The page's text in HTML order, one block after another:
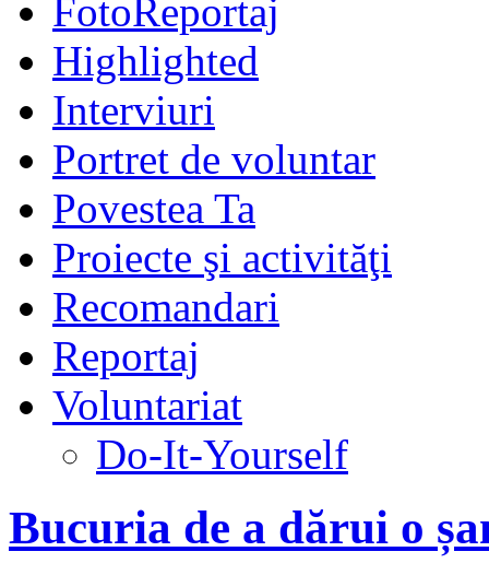
FotoReportaj
Highlighted
Interviuri
Portret de voluntar
Povestea Ta
Proiecte şi activităţi
Recomandari
Reportaj
Voluntariat
Do-It-Yourself
Bucuria de a dărui o